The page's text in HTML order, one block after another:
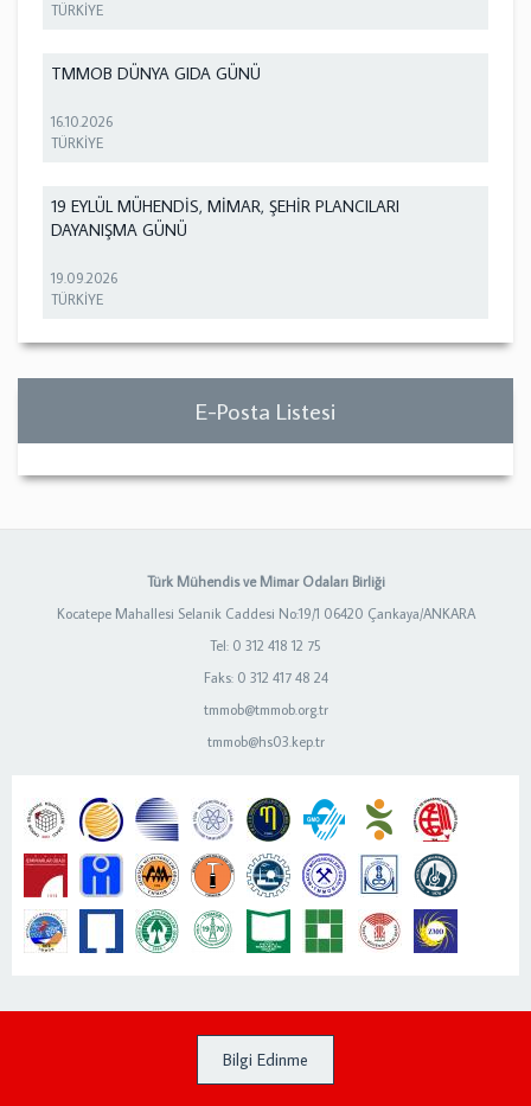
TÜRKİYE
TMMOB DÜNYA GIDA GÜNÜ
16.10.2026
TÜRKİYE
19 EYLÜL MÜHENDİS, MİMAR, ŞEHİR PLANCILARI
DAYANIŞMA GÜNÜ
19.09.2026
TÜRKİYE
E-Posta Listesi
Türk Mühendis ve Mimar Odaları Birliği
Kocatepe Mahallesi Selanik Caddesi No:19/1 06420 Çankaya/ANKARA
Tel: 0 312 418 12 75
Faks: 0 312 417 48 24
tmmob@tmmob.org.tr
tmmob@hs03.kep.tr
Bilgi Edinme